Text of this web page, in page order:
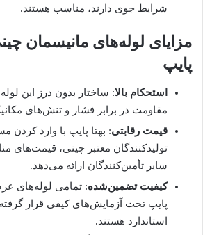
شرایط جوی دارند، مناسب هستند.
پایپ
استحکام بالا: ساختار بدون درز این
مقاومت در برابر فشار و تنش‌های
قیمت رقابتی: بهتا پایپ با وارد کردن
تولیدکنندگان معتبر چینی، قیمت‌های
سایر تأمین‌کنندگان ارائه می‌دهد.
کیفیت تضمین‌شده: تمامی لوله‌های
پایپ تحت آزمایش‌های کیفی قرار گرفته
استاندارد هستند.